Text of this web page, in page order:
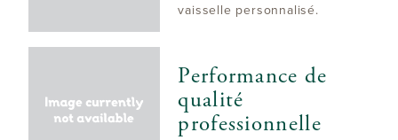
vaisselle personnalisé.
Performance de
qualité
professionnelle